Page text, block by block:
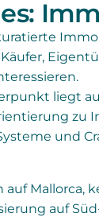
liegt
zu
und
Mallorca,
auf